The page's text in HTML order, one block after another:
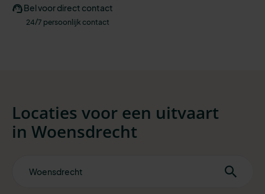
Bel voor direct contact
24/7 persoonlijk contact
Locaties voor een uitvaart
in Woensdrecht